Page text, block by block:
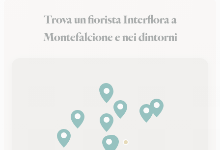
Trova un fiorista Interflora a
Montefalcione e nei dintorni